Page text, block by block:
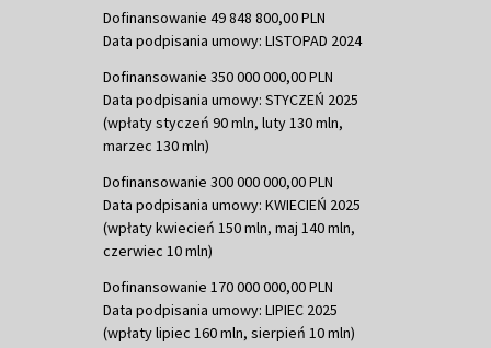
Dofinansowanie 49 848 800,00 PLN
Data podpisania umowy: LISTOPAD 2024
Dofinansowanie 350 000 000,00 PLN
Data podpisania umowy: STYCZEŃ 2025
(wpłaty styczeń 90 mln, luty 130 mln,
marzec 130 mln)
Dofinansowanie 300 000 000,00 PLN
Data podpisania umowy: KWIECIEŃ 2025
(wpłaty kwiecień 150 mln, maj 140 mln,
czerwiec 10 mln)
Dofinansowanie 170 000 000,00 PLN
Data podpisania umowy: LIPIEC 2025
(wpłaty lipiec 160 mln, sierpień 10 mln)